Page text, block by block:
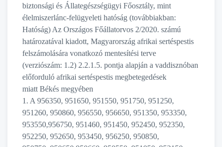
biztonsági és Állategészségügyi Főosztály, mint
élelmiszerlánc-felügyeleti hatóság (továbbiakban:
Hatóság) Az Országos Főállatorvos 2/2020. számú
határozatával kiadott, Magyarország afrikai sertéspestis
felszámolására vonatkozó mentesítési terve
(verziószám: 1.2) 2.2.1.5. pontja alapján a vaddisznóban
előforduló afrikai sertéspestis megbetegedések
miatt Békés megyében
1. A 956350, 951650, 951550, 951750, 951250,
951260, 950860, 956550, 956650, 951350, 953350,
953550,956750, 951460, 951450, 952450, 952350,
952250, 952650, 953450, 956250, 950850,